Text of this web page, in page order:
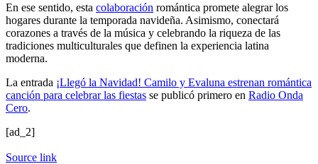
En ese sentido, esta colaboración romántica promete alegrar los
hogares durante la temporada navideña. Asimismo, conectará
corazones a través de la música y celebrando la riqueza de las
tradiciones multiculturales que definen la experiencia latina
moderna.
La entrada ¡Llegó la Navidad! Camilo y Evaluna estrenan romántica
canción para celebrar las fiestas se publicó primero en Radio Onda
Cero.
[ad_2]
Source link